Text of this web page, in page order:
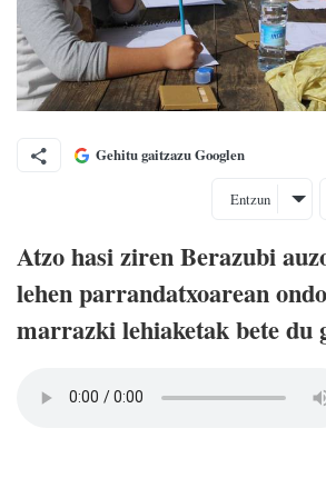
Gehitu gaitzazu Googlen
Entzun
Atzo hasi ziren Berazubi
lehen parrandatxoarean
marrazki lehiaketak bete du